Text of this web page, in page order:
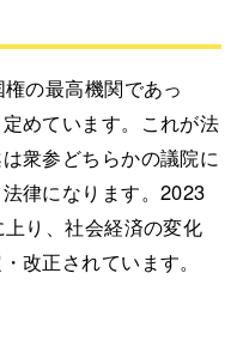
の最高機関であっ
めています。これが法
衆参どちらかの議院に
律になります。2023
り、社会経済の変化
改正されています。